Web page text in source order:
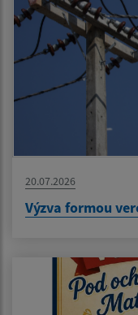
20.07.2026
Výzva formou